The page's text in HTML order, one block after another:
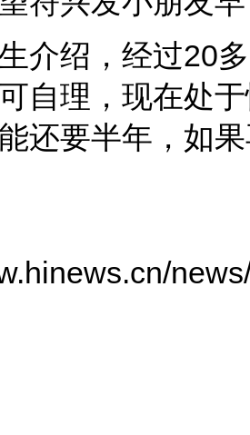
绍，经过20多
自理，现在处
还要半年，如